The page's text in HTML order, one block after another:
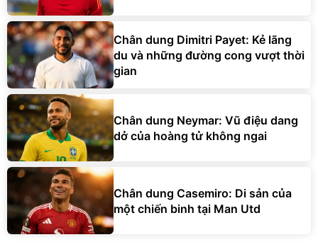
Chân dung Dimitri Payet: Kẻ lãng
du và những đường cong vượt thời
gian
Chân dung Neymar: Vũ điệu dang
dở của hoàng tử không ngai
Chân dung Casemiro: Di sản của
một chiến binh tại Man Utd